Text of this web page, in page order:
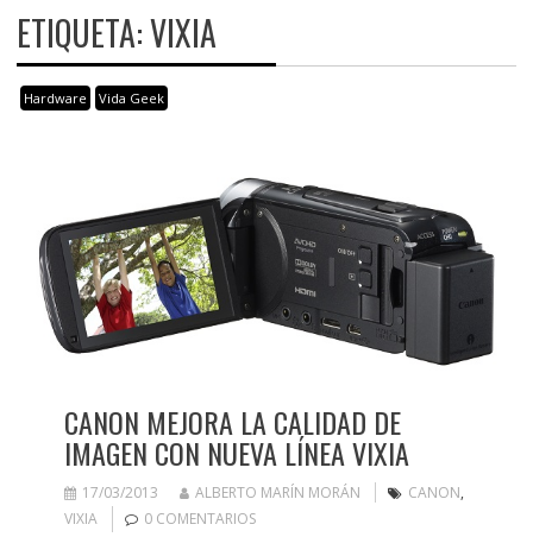
ETIQUETA:VIXIA
Hardware Vida Geek
CANON MEJORA LA CALIDAD DE
IMAGEN CON NUEVA LÍNEA VIXIA
17/03/2013 ALBERTO MARÍN MORÁN CANON,
VIXIA
0 COMENTARIOS